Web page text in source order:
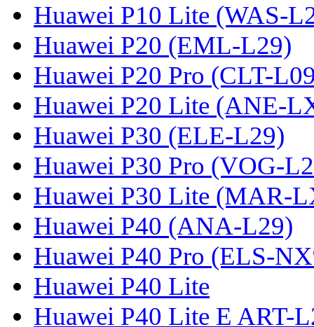
Huawei P10 Lite (WAS-
Huawei P20 (EML-L29)
Huawei P20 Pro (CLT-
Huawei P20 Lite (ANE-
Huawei P30 (ELE-L29)
Huawei P30 Pro (VOG-
Huawei P30 Lite (MAR-
Huawei P40 (ANA-L29)
Huawei P40 Pro (ELS-
Huawei P40 Lite
Huawei P40 Lite E ART-